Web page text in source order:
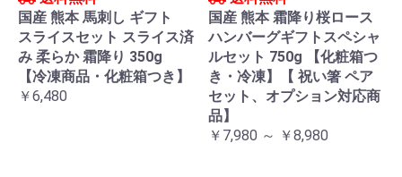
国産 熊本 馬刺し ギフト
スライスセット スライス済
み 柔らか 霜降り 350g
【冷凍商品・化粧箱つき】
￥6,480
国産 熊本 霜降り桜ロース
ハンバーグギフトスペシャ
ルセット 750g 【化粧箱つ
き・冷凍】【 祝い箸 ペア
セット、オプション対応商
品】
￥7,980 ～ ￥8,980